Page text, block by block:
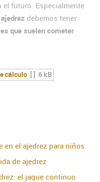
el futuro. Especialmente
debemos tener
que suelen cometer
cálculo [ ] 6 kB
en el ajedrez para niños
de ajedrez
el jaque continuo